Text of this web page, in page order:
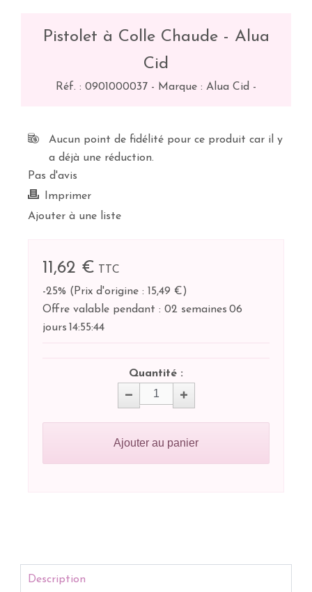
Pistolet à Colle Chaude - Alua
Cid
Réf. : 0901000037 - Marque : Alua Cid -
Aucun point de fidélité pour ce produit car il y
a déjà une réduction.
Pas d'avis
Imprimer
Ajouter à une liste
11,62 €
TTC
-25% ( Prix d'origine : 15,49 €)
Offre valable pendant : 02 semaines 06
jours 14:55:44
Quantité :
Ajouter au panier
Description